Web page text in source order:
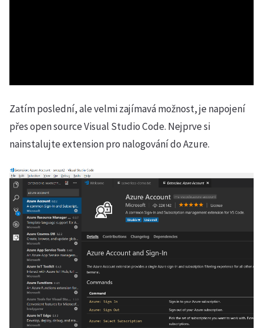
Zatím poslední, ale velmi zajímavá možnost, je napojení
přes open source Visual Studio Code. Nejprve si
nainstalujte extension pro nalogování do Azure.